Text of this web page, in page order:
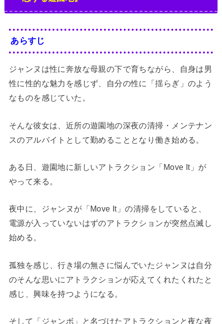
あらすじ
ジャンヌは性に奔放な母親の下で育ちながら、自身は男
性に性的な魅力を感じず、自分の性に「揺らぎ」のよう
なものを感じていた。
そんな彼女は、近所の遊園地の深夜の清掃・メンテナン
スのアルバイトとして勤めることとなり働き始める。
ある日、遊園地に新しいアトラクション「Move It」が
やって来る。
夜中に、ジャンヌが「Move It」の清掃をしていると、
電源が入っていないはずのアトラクションが突然点滅し
始める。
孤独を感じ、行き場の無さに悩んでいたジャンヌは自分
のそんな思いにアトラクションが応えてくれたくれたと
感じ、興味を持つようになる。
そして「ジャンボ」と名づけたアトラクションと夜な夜